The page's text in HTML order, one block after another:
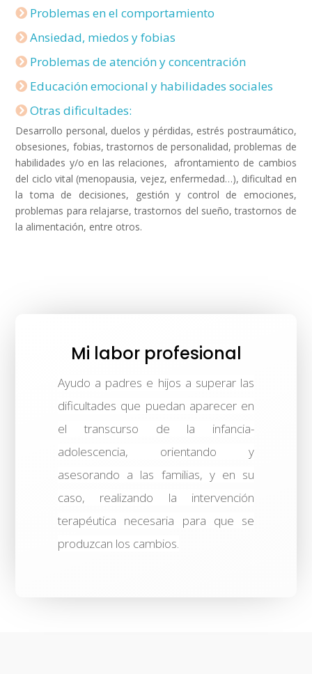
Problemas en el comportamiento
Ansiedad, miedos y fobias
Problemas de atención y concentración
Educación emocional y habilidades sociales
Otras dificultades:
Desarrollo personal, duelos y pérdidas, estrés postraumático,
obsesiones, fobias, trastornos de personalidad, problemas de
habilidades y/o en las relaciones, afrontamiento de cambios
del ciclo vital (menopausia, vejez, enfermedad…), dificultad en
la toma de decisiones, gestión y control de emociones,
problemas para relajarse, trastornos del sueño, trastornos de
la alimentación, entre otros.
Mi labor profesional
Ayudo a padres e hijos a superar las
dificultades que puedan aparecer en
el transcurso de la infancia-
adolescencia, orientando y
asesorando a las familias, y en su
caso, realizando la intervención
terapéutica necesaria para que se
produzcan los cambios.